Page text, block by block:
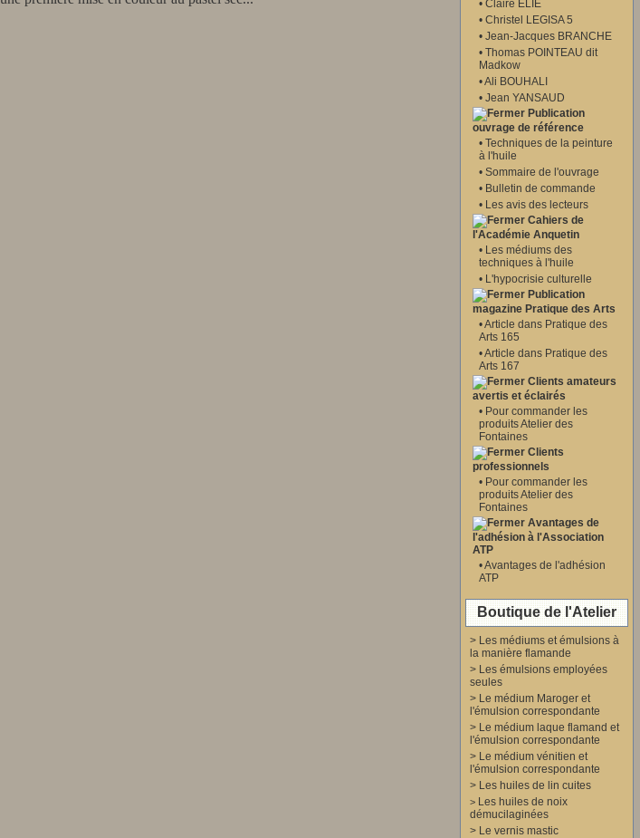
• Claire ELIE
• Christel LEGISA 5
• Jean-Jacques BRANCHE
• Thomas POINTEAU dit
Madkow
•Ali BOUHALI
• Jean YANSAUD
Publication
ouvrage de référence
• Techniques de la peinture
à l'huile
• Sommaire de l'ouvrage
• Bulletin de commande
• Les avis des lecteurs
Cahiers de
l'Académie Anquetin
• Les médiums des
techniques à l'huile
• L'hypocrisie culturelle
Publication
magazine Pratique des Arts
•Article dans Pratique des
Arts 165
•Article dans Pratique des
Arts 167
Clients amateurs
avertis et éclairés
• Pour commander les
produits Atelier des
Fontaines
Clients
professionnels
• Pour commander les
produits Atelier des
Fontaines
Avantages de
l'adhésion à l'Association
ATP
•Avantages de l'adhésion
ATP
Boutique de l'Atelier
> Les médiums et émulsions à
la manière flamande
> Les émulsions employées
seules
> Le médium Maroger et
l'émulsion correspondante
> Le médium laque flamand et
l'émulsion correspondante
> Le médium vénitien et
l'émulsion correspondante
> Les huiles de lin cuites
> Les huiles de noix
démucilaginées
> Le vernis mastic